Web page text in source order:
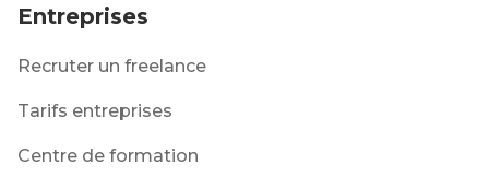
Entreprises
Recruter un freelance
Tarifs entreprises
Centre de formation